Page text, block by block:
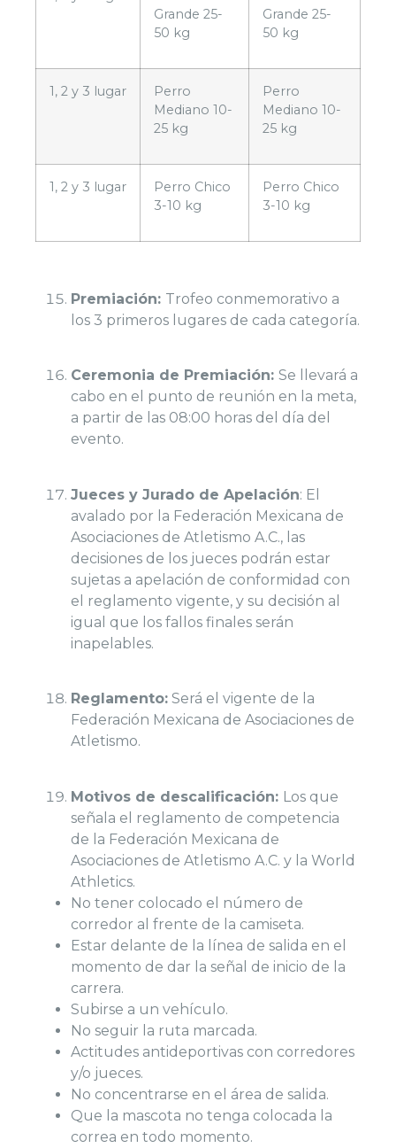
Grande 25-
50 kg
Grande 25-
50 kg
1, 2 y 3 lugar
Perro
Mediano 10-
25 kg
Perro
Mediano 10-
25 kg
1, 2 y 3 lugar
Perro Chico
3-10 kg
Perro Chico
3-10 kg
Premiación: Trofeo conmemorativo a
los 3 primeros lugares de cada categoría.
Ceremonia de Premiación: Se llevará a
cabo en el punto de reunión en la meta,
a partir de las 08:00 horas del día del
evento.
Jueces y Jurado de Apelación: El
avalado por la Federación Mexicana de
Asociaciones de Atletismo A.C., las
decisiones de los jueces podrán estar
sujetas a apelación de conformidad con
el reglamento vigente, y su decisión al
igual que los fallos finales serán
inapelables.
Reglamento: Será el vigente de la
Federación Mexicana de Asociaciones de
Atletismo.
Motivos de descalificación: Los que
señala el reglamento de competencia
de la Federación Mexicana de
Asociaciones de Atletismo A.C. y la World
Athletics.
No tener colocado el número de
corredor al frente de la camiseta.
Estar delante de la línea de salida en el
momento de dar la señal de inicio de la
carrera.
Subirse a un vehículo.
No seguir la ruta marcada.
Actitudes antideportivas con corredores
y/o jueces.
No concentrarse en el área de salida.
Que la mascota no tenga colocada la
correa en todo momento.